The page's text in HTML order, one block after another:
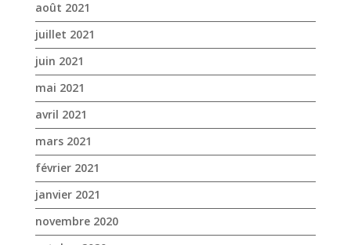
mars 2021
février 2021
janvier 2021
novembre 2020
octobre 2020
septembre 2020
août 2020
juillet 2020
juin 2020